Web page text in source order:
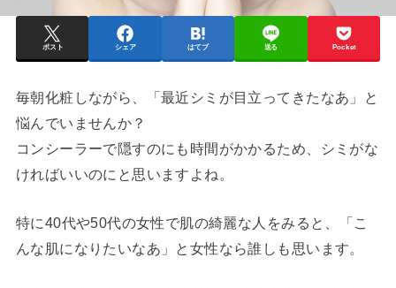
ポスト シェア はてブ 送る Pocket
毎朝化粧しながら、「最近シミが目立ってきたなあ」と
悩んでいませんか？
コンシーラーで隠すのにも時間がかかるため、シミがな
ければいいのにと思いますよね。
特に40代や50代の女性で肌の綺麗な人をみると、「こ
んな肌になりたいなあ」と女性なら誰しも思います。